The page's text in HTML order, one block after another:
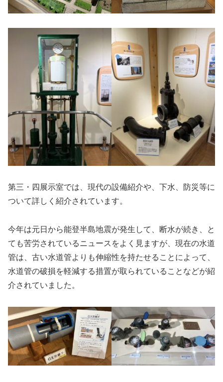
第三・四展示室では、現代の設備紹介や、下水、防災等に
ついて詳しく紹介されています。
今年は元日から能登半島地震が発生して、断水が続き、と
ても苦労されているニュースをよく見ますが、現在の水道
管は、古い水道管よりも伸縮性を持たせることによって、
水道管の破損を軽減する措置が取られていることなどが紹
介されていました。